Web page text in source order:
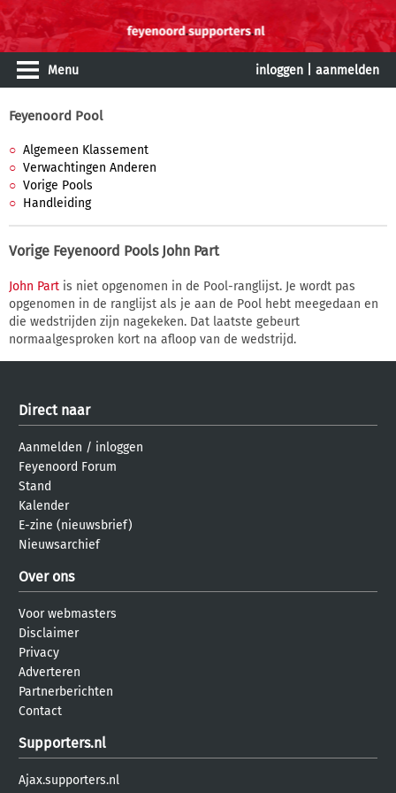
Menu inloggen aanmelden
Feyenoord Pool
Algemeen Klassement
Verwachtingen Anderen
Vorige Pools
Handleiding
Vorige Feyenoord Pools John Part
John Part is niet opgenomen in de Pool-ranglijst. Je wordt pas
opgenomen in de ranglijst als je aan de Pool hebt meegedaan en
die wedstrijden zijn nagekeken. Dat laatste gebeurt
normaalgesproken kort na afloop van de wedstrijd.
Direct naar
Aanmelden / inloggen
Feyenoord Forum
Stand
Kalender
E-zine (nieuwsbrief)
Nieuwsarchief
Over ons
Voor webmasters
Disclaimer
Privacy
Adverteren
Partnerberichten
Contact
Supporters.nl
Ajax.supporters.nl